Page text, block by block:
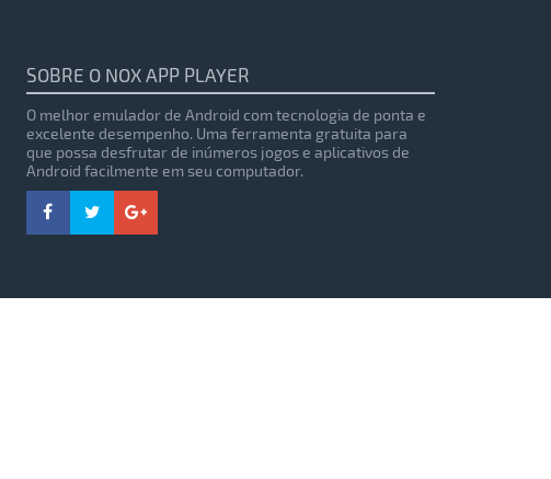
SOBRE O NOX APP PLAYER
O melhor emulador de Android com tecnologia de ponta e
excelente desempenho. Uma ferramenta gratuita para
que possa desfrutar de inúmeros jogos e aplicativos de
Android facilmente em seu computador.